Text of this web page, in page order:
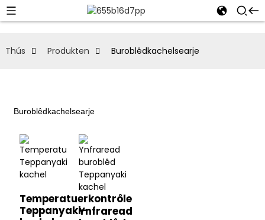
Thús Produkten Buroblêdkachelsearje
Buroblêdkachelsearje
Temperatuerkontrôle
Teppanyaki-Ynfraread